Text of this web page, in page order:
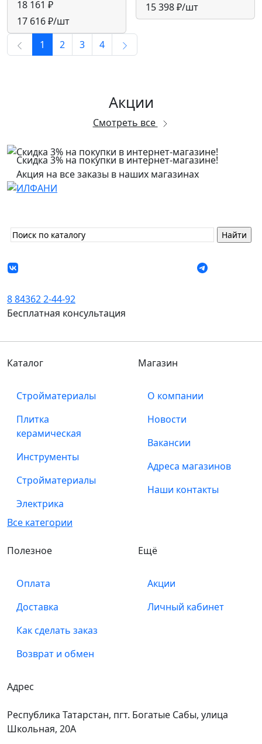
18 161 ₽
17 616 ₽/шт
15 398 ₽/шт
1 2 3 4
Акции
Смотреть все
Скидка 3% на покупки в интернет-магазине!
Акция на все заказы в наших магазинах
8 84362 2-44-92
Бесплатная консультация
Каталог
Стройматериалы
Плитка
керамическая
Инструменты
Стройматериалы
Электрика
Все категории
Магазин
О компании
Новости
Вакансии
Адреса магазинов
Наши контакты
Полезное
Оплата
Доставка
Как сделать заказ
Возврат и обмен
Ещё
Акции
Личный кабинет
Адрес
Республика Татарстан, пгт. Богатые Сабы, улица
Школьная, 20А